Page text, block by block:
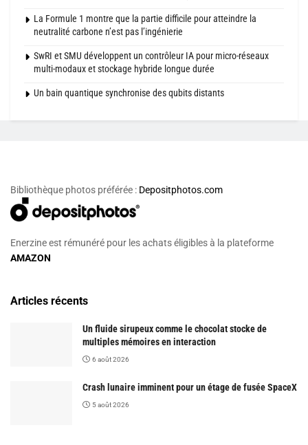
La Formule 1 montre que la partie difficile pour atteindre la
neutralité carbone n’est pas l’ingénierie
SwRI et SMU développent un contrôleur IA pour micro-réseaux
multi-modaux et stockage hybride longue durée
Un bain quantique synchronise des qubits distants
Bibliothèque photos préférée : Depositphotos.com
Enerzine est rémunéré pour les achats éligibles à la plateforme
AMAZON
Articles récents
Un fluide sirupeux comme le chocolat stocke de
multiples mémoires en interaction
6 août 2026
Crash lunaire imminent pour un étage de fusée SpaceX
5 août 2026